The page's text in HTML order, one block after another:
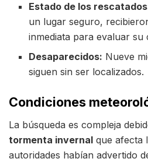
Estado de los
un lugar seguro,
inmediata para evaluar su
Desaparecidos: Nueve
siguen sin ser localizados.
Condiciones
La búsqueda es compleja
tormenta invernal que afecta
autoridades habían advertido